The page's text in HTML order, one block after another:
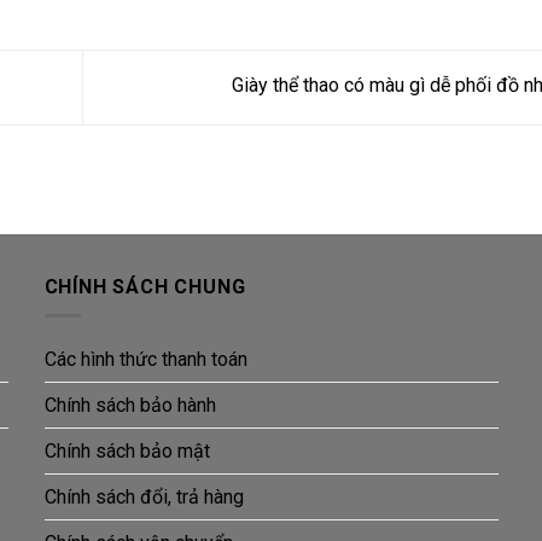
Giày thể thao có màu gì dễ phối đồ
CHÍNH SÁCH CHUNG
Các hình thức thanh toán
Chính sách bảo hành
Chính sách bảo mật
Chính sách đổi, trả hàng